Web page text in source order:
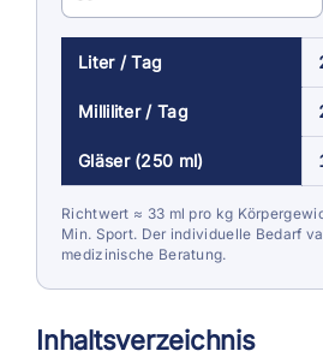
Liter / Tag
Milliliter / Tag
Gläser (250 ml)
Richtwert ≈ 33 ml pro kg
Min. Sport. Der individuelle Bedarf
medizinische Beratung.
Inhaltsverzeichnis